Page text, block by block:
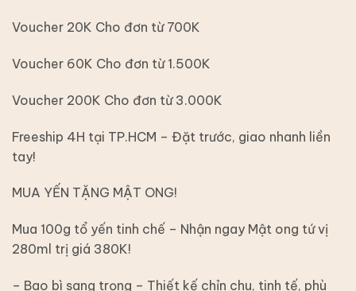
Voucher 20K Cho đơn từ 700K
Voucher 60K Cho đơn từ 1.500K
Voucher 200K Cho đơn từ 3.000K
Freeship 4H tại TP.HCM – Đặt trước, giao nhanh liền
tay!
MUA YẾN TẶNG MẬT ONG!
Mua 100g tổ yến tinh chế – Nhận ngay Mật ong tứ vị
280ml trị giá 380K!
– Bao bì sang trọng – Thiết kế chỉn chu, tinh tế, phù